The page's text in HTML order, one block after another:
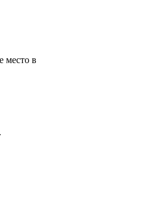
место в